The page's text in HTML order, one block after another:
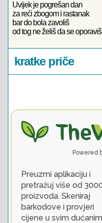
Uvijek je pogrešan dan
za reći zbogom i rastanak
bar do bola zavoliš
od tog ne želiš da se oporaviš
kratke priče